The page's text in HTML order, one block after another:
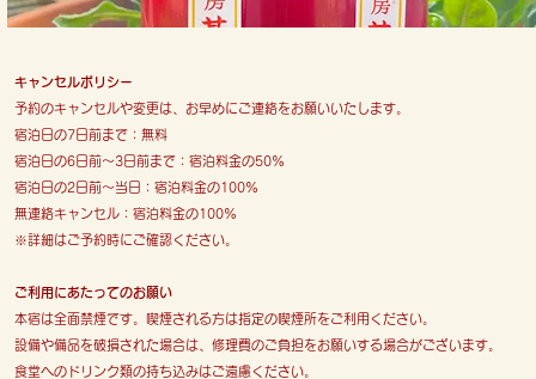
キャンセルポリシー
予約のキャンセルや変更は、お早めにご連絡をお願いいたします。
宿泊日の7日前まで：無料
宿泊日の6日前〜3日前まで：宿泊料金の50%
宿泊日の2日前〜当日：宿泊料金の100%
無連絡キャンセル：宿泊料金の100%
※詳細はご予約時にご確認ください。
ご利用にあたってのお願い
本宿は全面禁煙です。喫煙される方は指定の喫煙所をご利用ください。
​設備や備品を破損された場合は、修理費のご負担をお願いする場合がございます。
食堂へのドリンク類の持ち込みはご遠慮ください。